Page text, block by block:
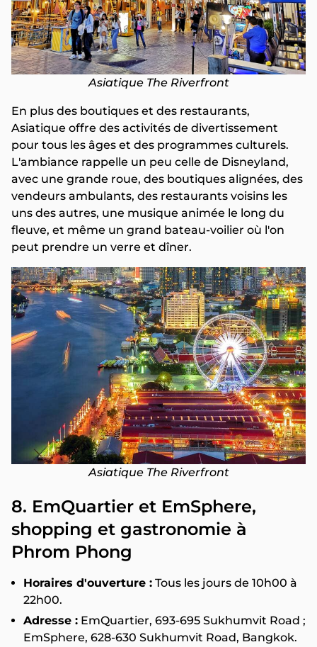
Asiatique The Riverfront
En plus des boutiques et des restaurants,
Asiatique offre des activités de divertissement
pour tous les âges et des programmes culturels.
L'ambiance rappelle un peu celle de Disneyland,
avec une grande roue, des boutiques alignées, des
vendeurs ambulants, des restaurants voisins les
uns des autres, une musique animée le long du
fleuve, et même un grand bateau-voilier où l'on
peut prendre un verre et dîner.
Asiatique The Riverfront
8. EmQuartier et EmSphere,
shopping et gastronomie à
Phrom Phong
Horaires d'ouverture : Tous les jours de 10h00 à
22h00.
Adresse : EmQuartier, 693-695 Sukhumvit Road ;
EmSphere, 628-630 Sukhumvit Road, Bangkok.